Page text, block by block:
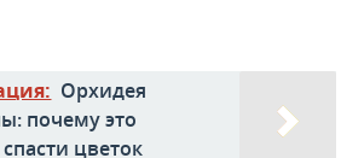
Орхидея
почему это
цветок